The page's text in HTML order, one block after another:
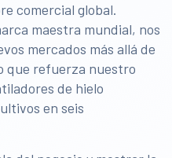
comercial global.
maestra mundial, nos
mercados más allá de
que refuerza nuestro
de hielo
en seis